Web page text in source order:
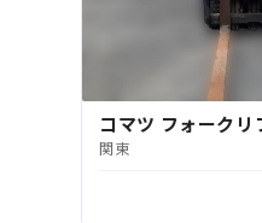
コマツ フォークリ
関東